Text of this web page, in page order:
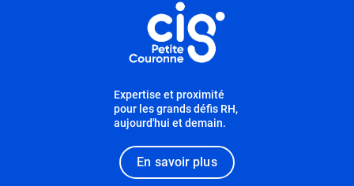
Expertise et proximité
pour les grands défis RH,
aujourd'hui et demain.
En savoir plus